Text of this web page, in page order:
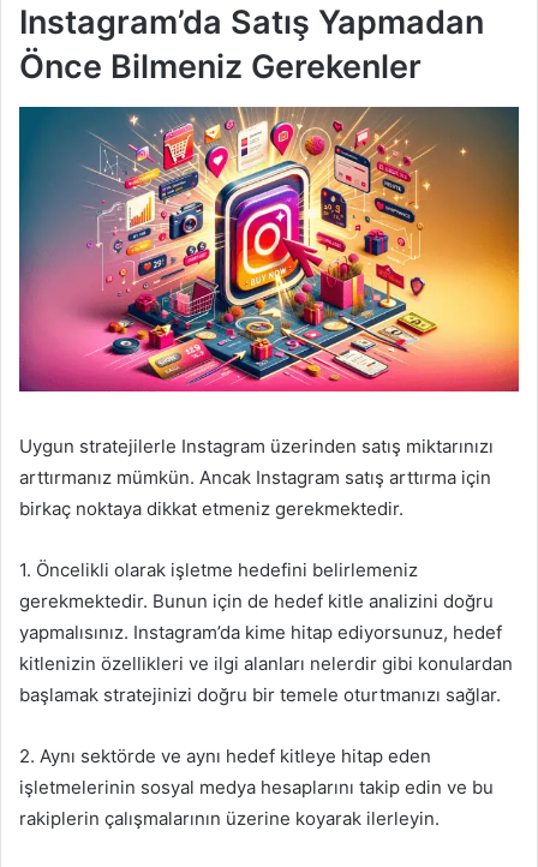
Instagram’da Satış Yapmadan
Önce Bilmeniz Gerekenler
Uygun stratejilerle Instagram üzerinden satış miktarınızı
arttırmanız mümkün. Ancak Instagram satış arttırma için
birkaç noktaya dikkat etmeniz gerekmektedir.
1. Öncelikli olarak işletme hedefini belirlemeniz
gerekmektedir. Bunun için de hedef kitle analizini doğru
yapmalısınız. Instagram’da kime hitap ediyorsunuz, hedef
kitlenizin özellikleri ve ilgi alanları nelerdir gibi konulardan
başlamak stratejinizi doğru bir temele oturtmanızı sağlar.
2. Aynı sektörde ve aynı hedef kitleye hitap eden
işletmelerinin sosyal medya hesaplarını takip edin ve bu
rakiplerin çalışmalarının üzerine koyarak ilerleyin.